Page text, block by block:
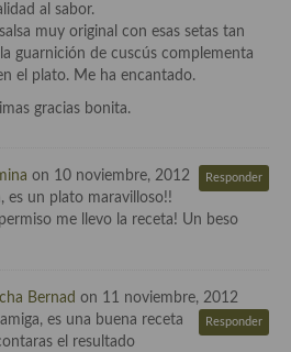
al sabor.
muy original con esas setas tan
guarnición de cuscús complementa
el plato. Me ha encantado.
gracias bonita.
on 10 noviembre, 2012 Responder
es un plato maravilloso!!
me llevo la receta! Un beso
Bernad on 11 noviembre, 2012
Responder
es una buena receta
el resultado